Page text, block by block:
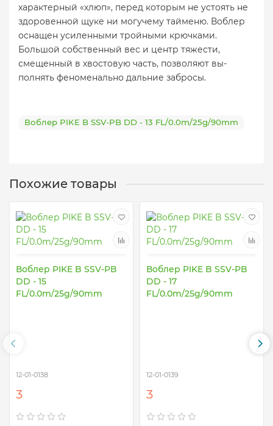
характерный «хлюп», перед которым не устоять не
здоровенной щуке ни могучему тайменю. Воблер
оснащен усиленными тройными крючками.
Большой собственный вес и центр тяжести,
смещенный в хвостовую часть, позволяют вы-
полнять феноменально дальние забросы.
Воблер PIKE B SSV-PB DD - 13 FL/0.0m/25g/90mm
Похожие товары
Воблер PIKE B SSV-PB
DD - 15
FL/0.0m/25g/90mm
12-01-0138
3
Воблер PIKE B SSV-PB
DD - 17
FL/0.0m/25g/90mm
12-01-0139
3